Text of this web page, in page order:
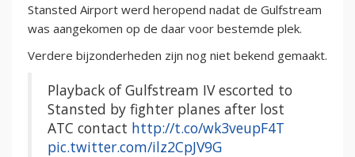
Stansted Airport werd heropend nadat de Gulfstream
was aangekomen op de daar voor bestemde plek.
Verdere bijzonderheden zijn nog niet bekend gemaakt.
Playback of Gulfstream IV escorted to
Stansted by fighter planes after lost
ATC contact http://t.co/wk3veupF4T
pic.twitter.com/ilz2CpJV9G